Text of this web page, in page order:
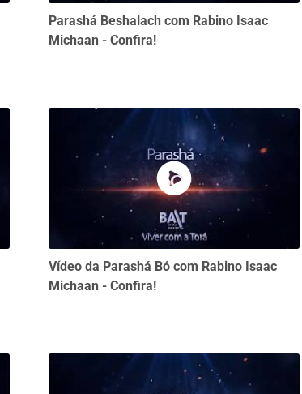
Parashá Beshalach com Rabino Isaac
Michaan - Confira!
Vídeo da Parashá Bó com Rabino Isaac
Michaan - Confira!